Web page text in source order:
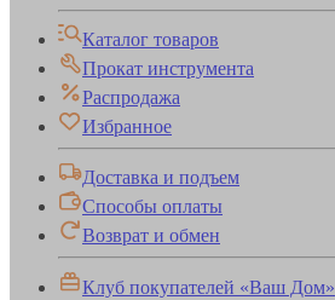
Каталог товаров
Прокат инструмента
Распродажа
Избранное
Доставка и подъем
Способы оплаты
Возврат и обмен
Клуб покупателей «Ваш Дом»